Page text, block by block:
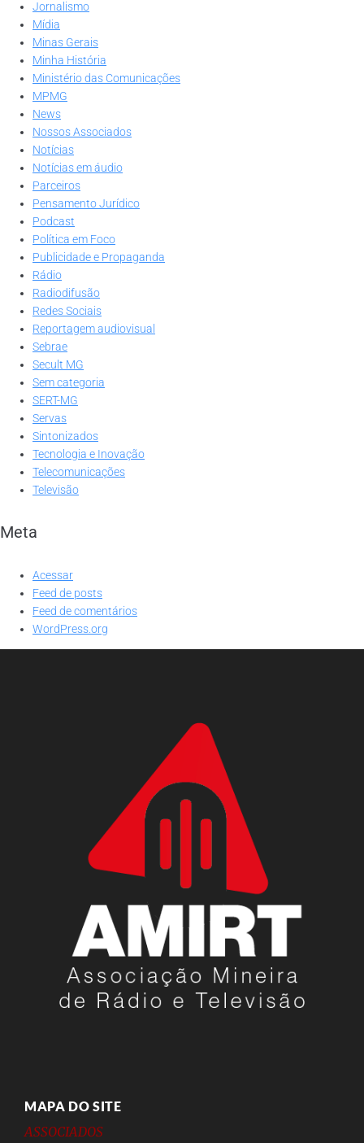
Jornalismo
Mídia
Minas Gerais
Minha História
Ministério das Comunicações
MPMG
News
Nossos Associados
Notícias
Notícias em áudio
Parceiros
Pensamento Jurídico
Podcast
Política em Foco
Publicidade e Propaganda
Rádio
Radiodifusão
Redes Sociais
Reportagem audiovisual
Sebrae
Secult MG
Sem categoria
SERT-MG
Servas
Sintonizados
Tecnologia e Inovação
Telecomunicações
Televisão
Meta
Acessar
Feed de posts
Feed de comentários
WordPress.org
MAPA DO SITE
ASSOCIADOS